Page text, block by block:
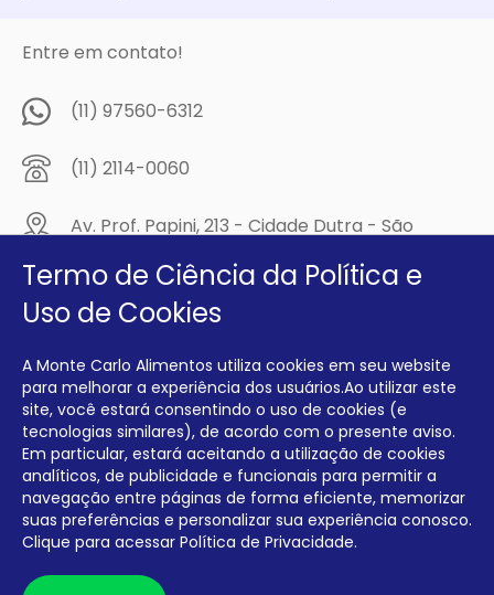
Entre em contato!
(11) 97560-6312
(11) 2114-0060
Av. Prof. Papini, 213 - Cidade Dutra - São
Compre na
MCA Virtual!
Siga a Monte Carlo Alimentos nas redes sociais!
INTERFRIOS COMÉRCIO DE FRIOS E LATICÍNIOS EIRELI CNPJ:
00.140.150/0001-09 INSCRIÇÃO ESTADUAL: 112.576.117.113
Termo de Ciência da Política e
Uso de Cookies
A Monte Carlo Alimentos utiliza cookies em seu website
para melhorar a experiência dos usuários.Ao utilizar este
site, você estará consentindo o uso de cookies (e
tecnologias similares), de acordo com o presente aviso.
Em particular, estará aceitando a utilização de cookies
analíticos, de publicidade e funcionais para permitir a
navegação entre páginas de forma eficiente, memorizar
suas preferências e personalizar sua experiência conosco.
Clique para acessar Política de Privacidade.